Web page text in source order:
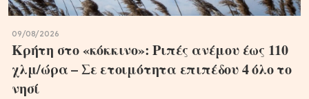
09/08/2026
Κρήτη στο «κόκκινο»: Ριπές ανέμου έως 110
χλμ/ώρα – Σε ετοιμότητα επιπέδου 4 όλο το
νησί